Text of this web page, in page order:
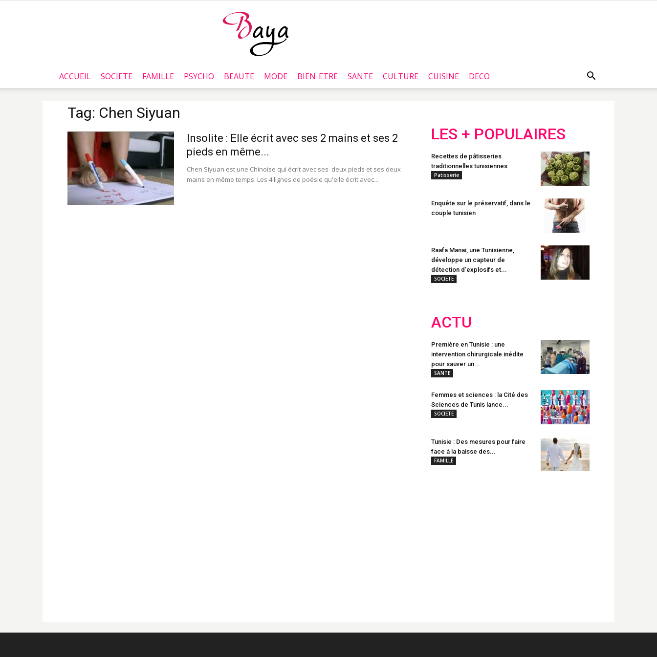
Baya.tn
ACCUEIL SOCIETE FAMILLE PSYCHO BEAUTE MODE BIEN-ETRE SANTE CULTURE CUISINE DECO
Tag: Chen Siyuan
Insolite : Elle écrit avec ses 2 mains et ses 2
pieds en même...
Chen Siyuan est une Chinoise qui écrit avec ses deux pieds et ses deux
mains en même temps. Les 4 lignes de poésie qu'elle écrit avec...
LES + POPULAIRES
Recettes de pâtisseries
traditionnelles tunisiennes
Patisserie
Enquête sur le préservatif, dans le
couple tunisien
Raafa Manai, une Tunisienne,
développe un capteur de
détection d’explosifs et...
SOCIETE
ACTU
Première en Tunisie : une
intervention chirurgicale inédite
pour sauver un...
SANTE
Femmes et sciences : la Cité des
Sciences de Tunis lance...
SOCIETE
Tunisie : Des mesures pour faire
face à la baisse des...
FAMILLE